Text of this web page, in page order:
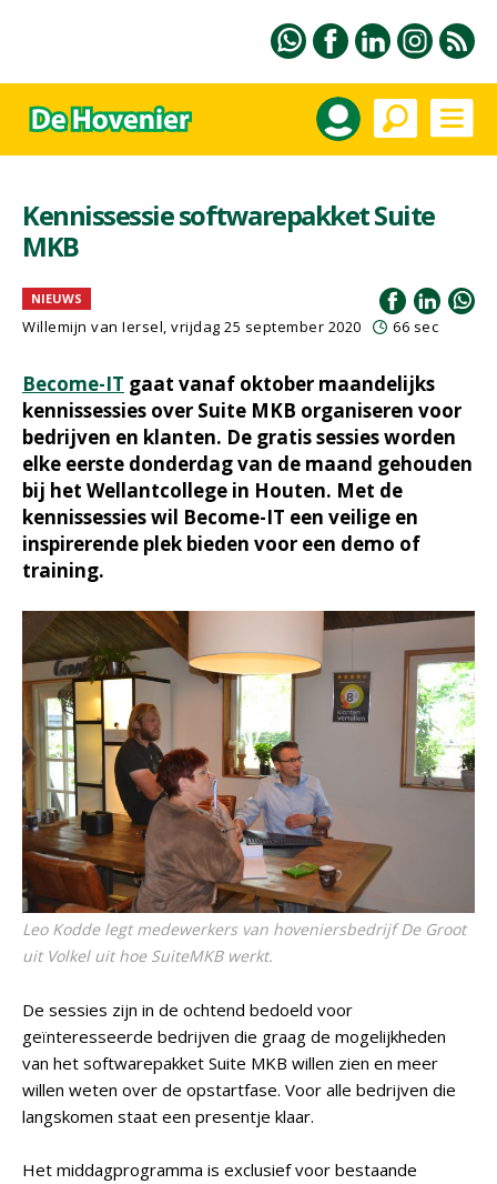
Kennissessie softwarepakket Suite
MKB
NIEUWS
Willemijn van Iersel, vrijdag 25 september 2020 66 sec
Become-IT gaat vanaf oktober maandelijks
kennissessies over Suite MKB organiseren voor
bedrijven en klanten. De gratis sessies worden
elke eerste donderdag van de maand gehouden
bij het Wellantcollege in Houten. Met de
kennissessies wil Become-IT een veilige en
inspirerende plek bieden voor een demo of
training.
Leo Kodde legt medewerkers van hoveniersbedrijf De Groot
uit Volkel uit hoe SuiteMKB werkt.
De sessies zijn in de ochtend bedoeld voor
geïnteresseerde bedrijven die graag de mogelijkheden
van het softwarepakket Suite MKB willen zien en meer
willen weten over de opstartfase. Voor alle bedrijven die
langskomen staat een presentje klaar.
Het middagprogramma is exclusief voor bestaande